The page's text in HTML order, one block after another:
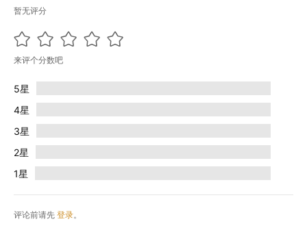
暂无评分
来评个分数吧
5星
4星
3星
2星
1星
评论前请先 登录。